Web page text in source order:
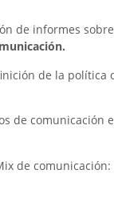
de informes
de la política
de comunicación
de